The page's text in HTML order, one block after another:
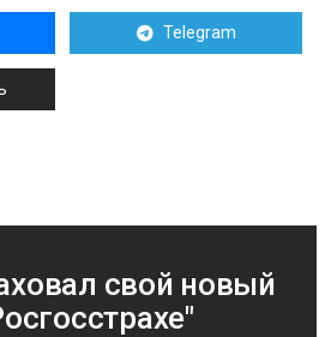
Telegram
свой новый